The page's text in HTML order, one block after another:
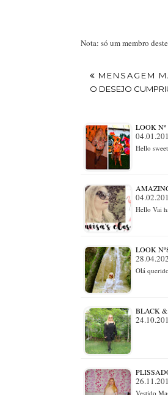
Nota: só um membro
MENSAGEM
O DESEJO
LOOK
Hello
Hello Vai
LOOK
Olá
BLACK
Vestido